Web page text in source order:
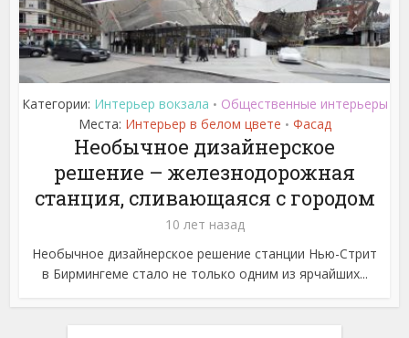
Категории: Интерьер вокзала • Общественные интерьеры
Места: Интерьер в белом цвете • Фасад
Необычное дизайнерское
решение – железнодорожная
станция, сливающаяся с городом
10 лет назад
Необычное дизайнерское решение станции Нью-Стрит
в Бирмингеме стало не только одним из ярчайших...